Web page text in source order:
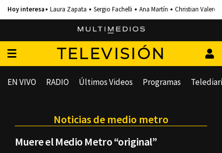
Laura Zapata Sergio Fachelli Ana Martín Christian Valero
TELEVISIÓN
EN VIVO RADIO Últimos Videos Programas
Noticias de medio metro
Muere el Medio Metro “original”